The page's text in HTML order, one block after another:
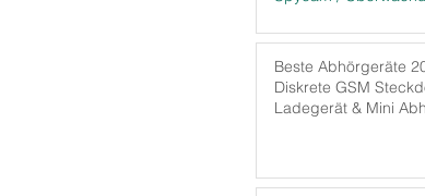
Beste Abhörgeräte
Diskrete GSM
Ladegerät & Mini